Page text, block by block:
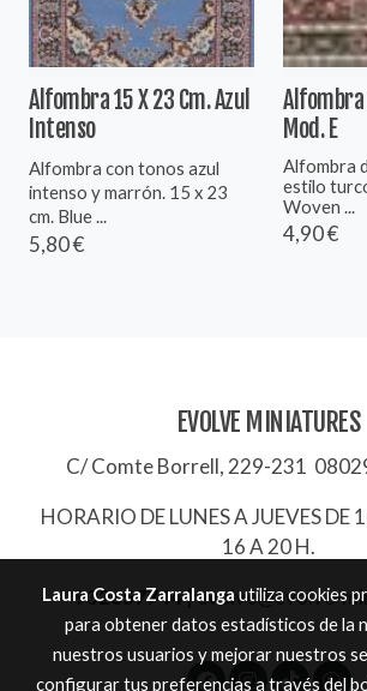
Alfombra 15 X 23 Cm. Azul
Intenso
Alfombra con tonos azul
intenso y marrón. 15 x 23
cm. Blue ...
5,80 €
Alfombra
Mod. E
Alfombra
estilo
Woven ...
4,90 €
EVOLVE MINIATURES
C/ Comte Borrell, 229-231
HORARIO DE LUNES A JUEVES DE
16 A 20 H.
932657744|evolve@evolve-
Laura Costa Zarralanga utiliza cookies
para obtener datos estadísticos de la
nuestros usuarios y mejorar nuestros
configurar tus preferencias a través del